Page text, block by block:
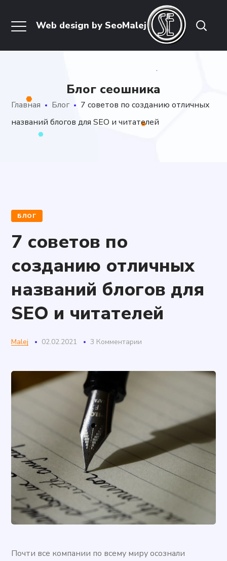
Блог сеошника
Главная Блог
7 советов по созданию отличных
названий блогов для SEO и читателей
БЛОГ
7 советов по
созданию отличных
названий блогов для
SEO и читателей
Malej 02.02.2021 3 Комментарии
Почти все компании по всему миру осознали